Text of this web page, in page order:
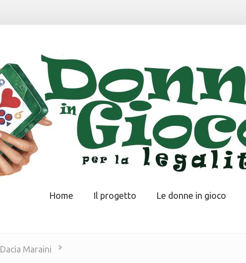
Home Il progetto Le donne in gioco
Dacia Maraini